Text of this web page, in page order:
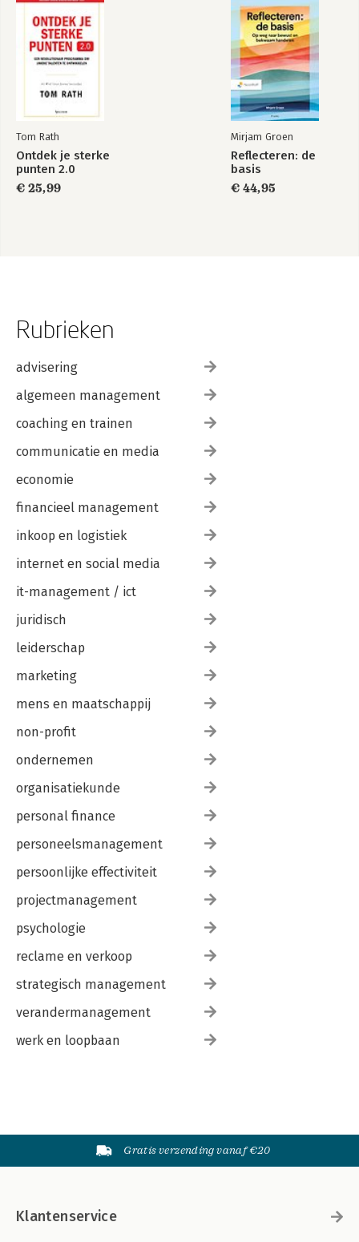
Tom Rath
Ontdek je sterke
punten 2.0
€ 25,99
Mirjam Groen
Reflecteren: de
basis
€ 44,95
Rubrieken
advisering
algemeen management
coaching en trainen
communicatie en media
economie
financieel management
inkoop en logistiek
internet en social media
it-management / ict
juridisch
leiderschap
marketing
mens en maatschappij
non-profit
ondernemen
organisatiekunde
personal finance
personeelsmanagement
persoonlijke effectiviteit
projectmanagement
psychologie
reclame en verkoop
strategisch management
verandermanagement
werk en loopbaan
Gratis verzending vanaf €20
Klantenservice